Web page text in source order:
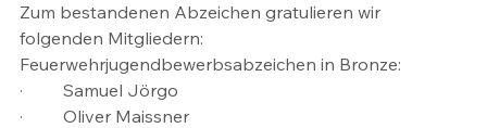
Zum bestandenen Abzeichen gratulieren wir
folgenden Mitgliedern:
Feuerwehrjugendbewerbsabzeichen in Bronze:
·	Samuel Jörgo
·	Oliver Maissner